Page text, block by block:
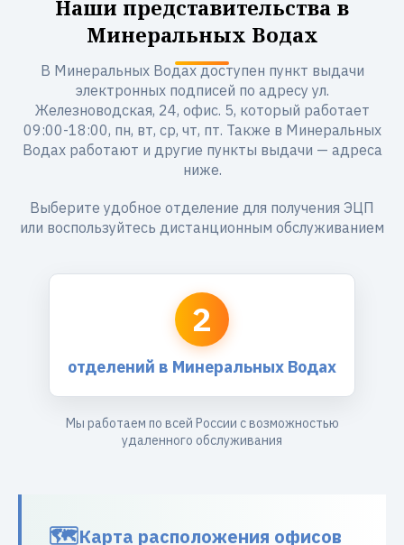
Наши представительства в
Минеральных Водах
В Минеральных Водах доступен пункт выдачи
электронных подписей по адресу ул.
Железноводская, 24, офис. 5, который работает
09:00-18:00, пн, вт, ср, чт, пт. Также в Минеральных
Водах работают и другие пункты выдачи — адреса
ниже.
Выберите удобное отделение для получения ЭЦП
или воспользуйтесь дистанционным обслуживанием
2
отделений в Минеральных Водах
Мы работаем по всей России с возможностью
удаленного обслуживания
Карта расположения офисов